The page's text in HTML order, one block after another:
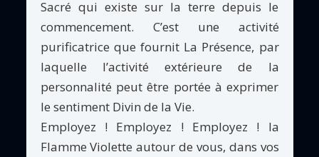
Sacré qui existe sur la terre depuis le
commencement. C’est une activité
purificatrice que fournit La Présence, par
laquelle l’activité extérieure de la
personnalité peut être portée à exprimer
le sentiment Divin de la Vie.
Employez ! Employez ! Employez ! la
Flamme Violette autour de vous, dans vos